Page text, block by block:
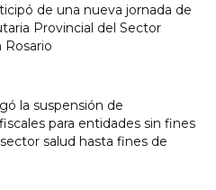
de una nueva jornada de
Provincial del Sector
Rosario
la suspensión de
para entidades sin fines
salud hasta fines de